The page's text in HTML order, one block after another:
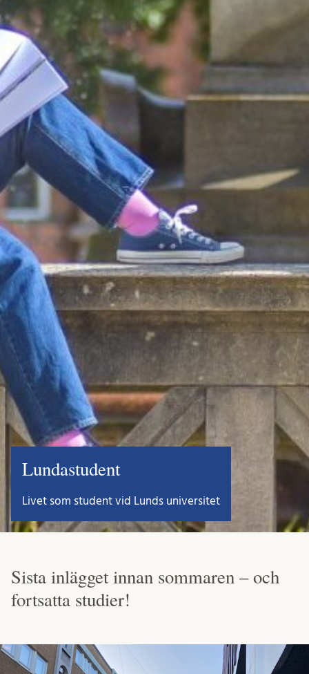
Lundastudent
Livet som student vid Lunds universitet
Sista inlägget innan sommaren – och
fortsatta studier!